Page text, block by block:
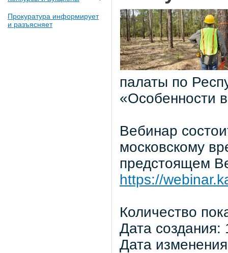
Прокуратура информирует
и разъясняет
палаты по
«Особенности
Вебинар
московскому
предстоящем
https://
Количество
Дата
Дата